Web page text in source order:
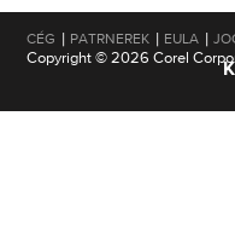
CÉG | PATRNEREK | EULA |
Copyright © 2026 Corel